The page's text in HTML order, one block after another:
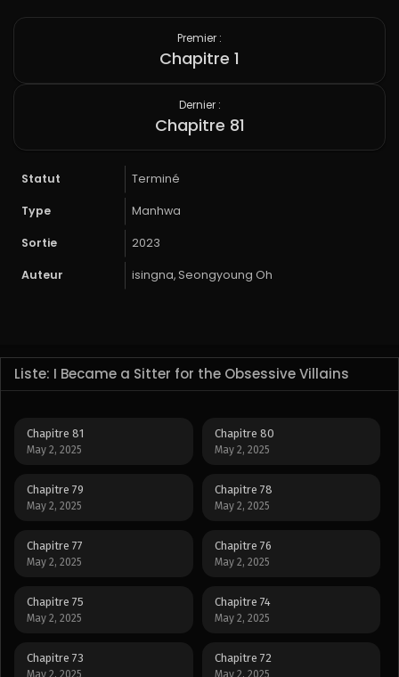
Premier :
Chapitre 1
Dernier :
Chapitre 81
Statut Terminé
Type Manhwa
Sortie 2023
Auteur isingna, Seongyoung Oh
Liste: I Became a Sitter for the Obsessive Villains
Chapitre 81
May 2, 2025
Chapitre 80
May 2, 2025
Chapitre 79
May 2, 2025
Chapitre 78
May 2, 2025
Chapitre 77
May 2, 2025
Chapitre 76
May 2, 2025
Chapitre 75
May 2, 2025
Chapitre 74
May 2, 2025
Chapitre 73 Chapitre 72